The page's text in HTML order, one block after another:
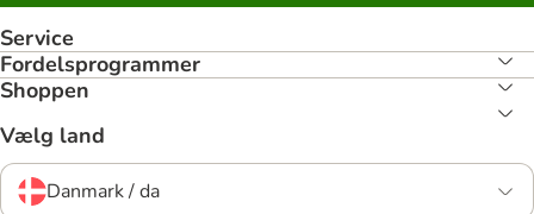
Service
Fordelsprogrammer
Shoppen
Vælg land
Danmark / da